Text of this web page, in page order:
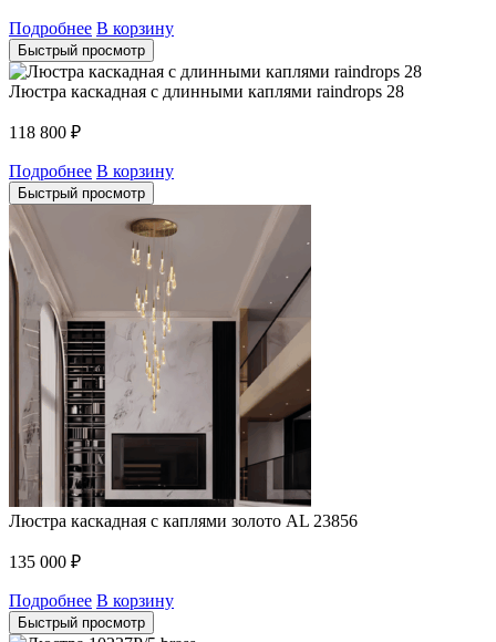
Подробнее В корзину
Быстрый просмотр
Люстра каскадная с длинными каплями raindrops 28
118 800 ₽
Подробнее В корзину
Быстрый просмотр
Люстра каскадная с каплями золото AL 23856
135 000 ₽
Подробнее В корзину
Быстрый просмотр